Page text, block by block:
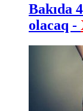
Bakıda
olacaq -